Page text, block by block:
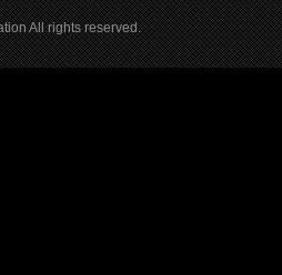
All rights reserved.